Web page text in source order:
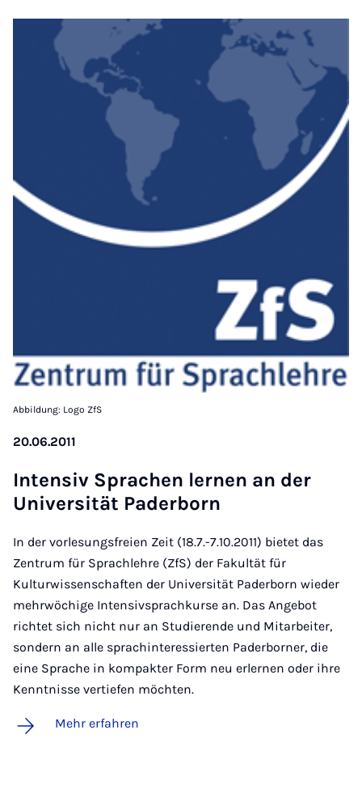
Abbildung: Logo ZfS
20.06.2011
In­ten­siv Spra­chen ler­nen an der
Uni­ver­si­tät Pa­der­born
In der vorlesungsfreien Zeit (18.7.-7.10.2011) bietet das
Zentrum für Sprachlehre (ZfS) der Fakultät für
Kulturwissenschaften der Universität Paderborn wieder
mehrwöchige Intensivsprachkurse an. Das Angebot
richtet sich nicht nur an Studierende und Mitarbeiter,
sondern an alle sprachinteressierten Paderborner, die
eine Sprache in kompakter Form neu erlernen oder ihre
Kenntnisse vertiefen möchten.
Mehr erfahren